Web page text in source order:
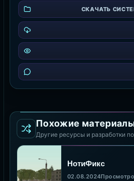
СКАЧАТЬ
Похожие
Другие ресурсы и разработки
НотиФикс
02.08.2024